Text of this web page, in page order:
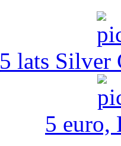
5 lats Silver
5 euro,